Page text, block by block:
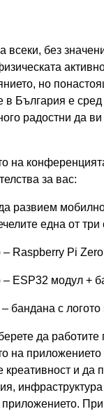
всеки, без
но
в България е
радостни да
на
за вас:
развием
една от три
Raspberry Pi
– ESP32 модул +
бандана с
да работите
на приложението
креативност и да